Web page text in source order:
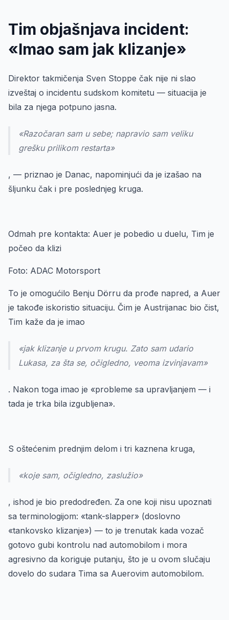
Tim objašnjava incident:
«Imao sam jak klizanje»
Direktor takmičenja Sven Stoppe čak nije ni slao
izveštaj o incidentu sudskom komitetu — situacija je
bila za njega potpuno jasna.
«Razočaran sam u sebe; napravio sam veliku
grešku prilikom restarta»
, — priznao je Danac, napominjući da je izašao na
šljunku čak i pre poslednjeg kruga.
Odmah pre kontakta: Auer je pobedio u duelu, Tim je
počeo da klizi
Foto: ADAC Motorsport
To je omogućilo Benju Dörru da prođe napred, a Auer
je takođe iskoristio situaciju. Čim je Austrijanac bio čist,
Tim kaže da je imao
«jak klizanje u prvom krugu. Zato sam udario
Lukasa, za šta se, očigledno, veoma izvinjavam»
. Nakon toga imao je «probleme sa upravljanjem — i
tada je trka bila izgubljena».
S oštećenim prednjim delom i tri kaznena kruga,
«koje sam, očigledno, zaslužio»
, ishod je bio predodređen. Za one koji nisu upoznati
sa terminologijom: «tank-slapper» (doslovno
«tankovsko klizanje») — to je trenutak kada vozač
gotovo gubi kontrolu nad automobilom i mora
agresivno da koriguje putanju, što je u ovom slučaju
dovelo do sudara Tima sa Auerovim automobilom.